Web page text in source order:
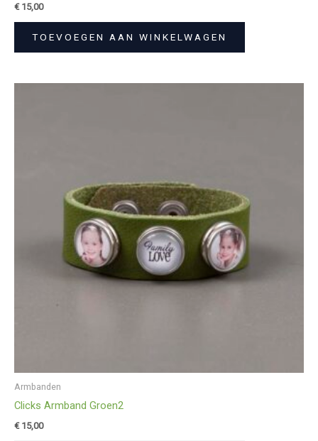
€15,00
TOEVOEGEN AAN WINKELWAGEN
Armbanden
Clicks Armband Groen2
€15,00